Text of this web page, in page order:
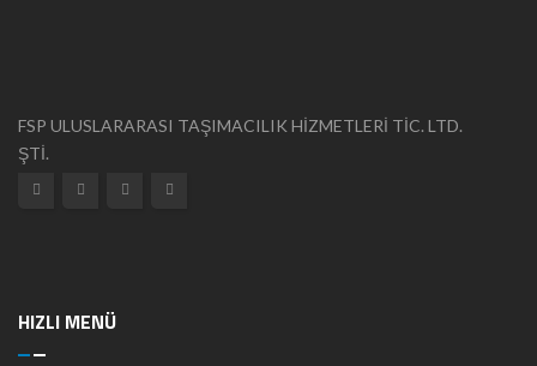
FSP ULUSLARARASI TAŞIMACILIK HİZMETLERİ TİC. LTD.
ŞTİ.
HIZLI MENÜ